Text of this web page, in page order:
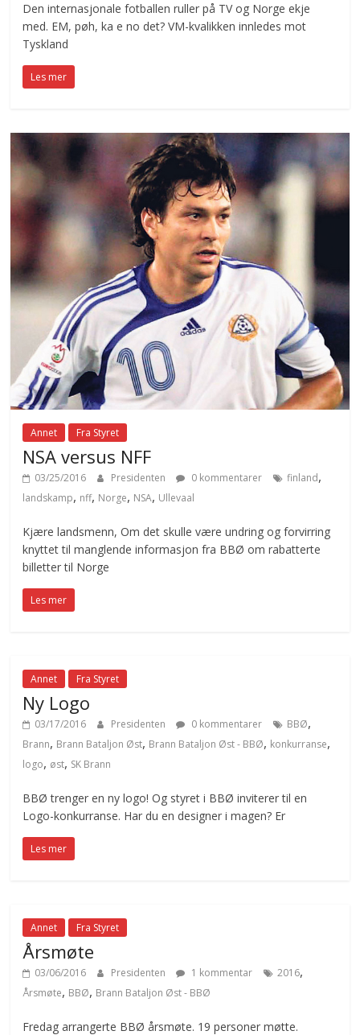
Den internasjonale fotballen ruller på TV og Norge ekje
med. EM, pøh, ka e no det? VM-kvalikken innledes mot
Tyskland
Les mer
Annet Fra Styret
NSA versus NFF
03/25/2016 Presidenten 0 kommentarer finland,
landskamp, nff, Norge, NSA, Ullevaal
Kjære landsmenn, Om det skulle være undring og forvirring
knyttet til manglende informasjon fra BBØ om rabatterte
billetter til Norge
Les mer
Annet Fra Styret
Ny Logo
03/17/2016 Presidenten 0 kommentarer BBØ,
Brann, Brann Bataljon Øst, Brann Bataljon Øst - BBØ, konkurranse,
logo, øst, SK Brann
BBØ trenger en ny logo! Og styret i BBØ inviterer til en
Logo-konkurranse. Har du en designer i magen? Er
Les mer
Annet Fra Styret
Årsmøte
03/06/2016 Presidenten 1 kommentar 2016,
Årsmøte, BBØ, Brann Bataljon Øst - BBØ
Fredag arrangerte BBØ årsmøte. 19 personer møtte.